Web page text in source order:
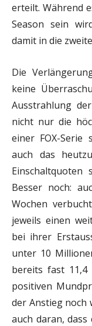
erteilt. Während
Season sein
damit in die
Die
keine
Ausstrahlung
nicht nur die
einer FOX-Serie
auch das
Besser noch:
Wochen
jeweils einen
bei ihrer
unter 10
bereits fast
positiven
der Anstieg noch
auch daran,